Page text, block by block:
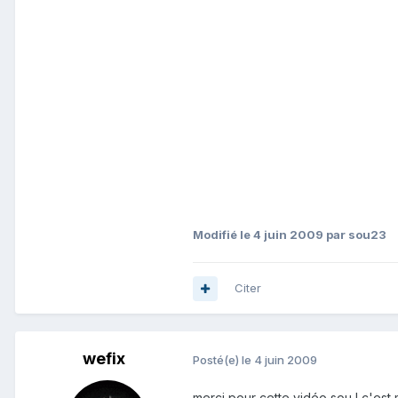
Modifié le 4 juin 2009 par sou23
Citer
wefix Posté(e) le 4 juin 2009